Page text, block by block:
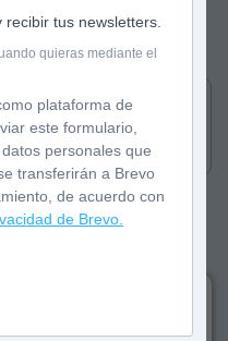
tus newsletters.
quieras mediante el
plataforma de
este formulario,
personales que
transferirán a Brevo
de acuerdo con
de Brevo.
Edebé
Ignacio
pasión?
que sueñan con